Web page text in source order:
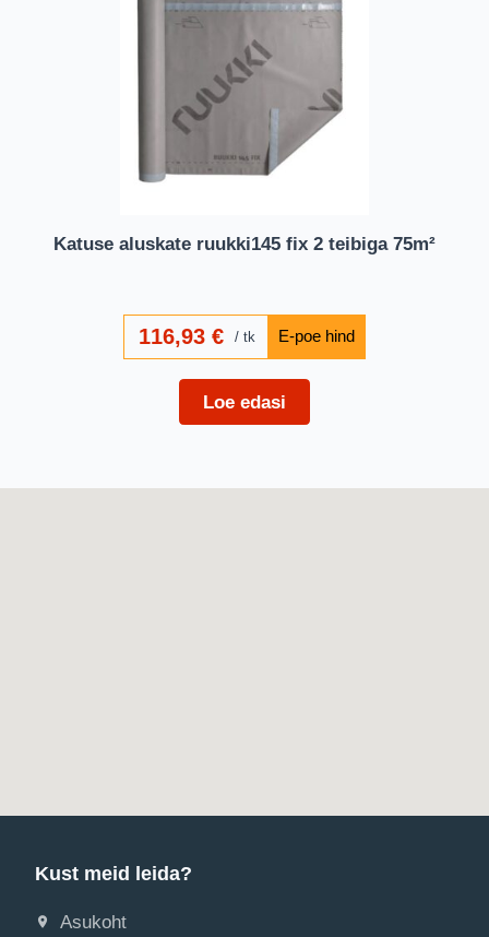
Katuse aluskate ruukki145 fix 2 teibiga 75m²
116,93€ tk
Loe edasi
Kust meid leida?
Asukoht